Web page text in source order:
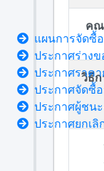
คณ
วิธี
แผนการจัดซื้
ประกาศร่างข
ประกาศราคา
ประกาศจัดซื้
ประกาศผู้ชน
ประกาศยกเลิ